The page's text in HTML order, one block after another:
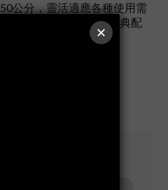
公分，靈活適應各種使用需
鬆調整。超過100+經典配
鬆融入日常造型。